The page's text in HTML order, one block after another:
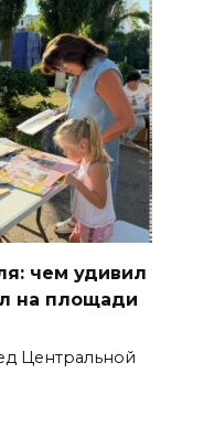
чем удивил
на площади
Центральной